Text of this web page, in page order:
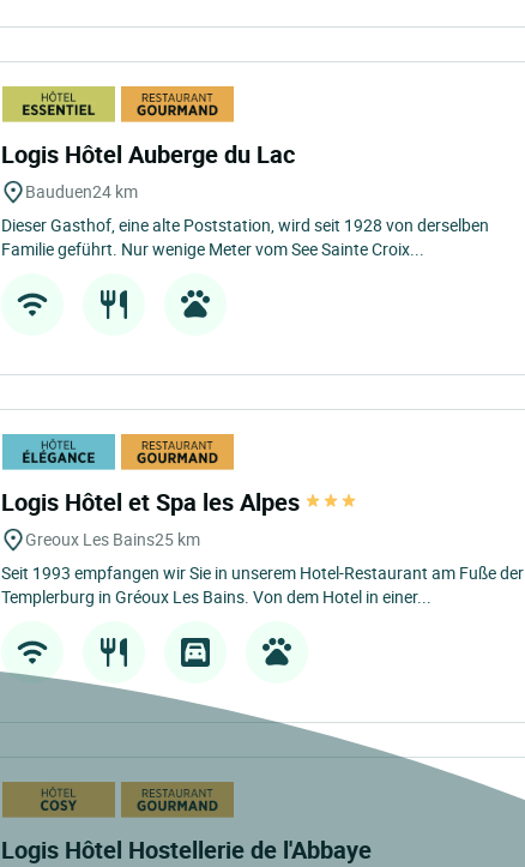
Logis Hôtel Auberge du Lac
Bauduen24 km
Dieser Gasthof, eine alte Poststation, wird seit 1928 von derselben
Familie geführt. Nur wenige Meter vom See Sainte Croix...
Logis Hôtel et Spa les Alpes
Greoux Les Bains25 km
Seit 1993 empfangen wir Sie in unserem Hotel-Restaurant am Fuße der
Templerburg in Gréoux Les Bains. Von dem Hotel in einer...
Logis Hôtel Hostellerie de l'Abbaye